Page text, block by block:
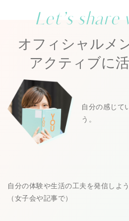
Let’s share
オフィシャルメ
アクティブに
自分の感じて
う。
自分の体験や生活の工夫を発信しよう
（女子会や記事で）